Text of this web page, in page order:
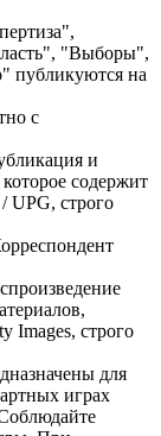
"Выборы",
публикуются на
с
и
содержит
UPG, строго
Images, строго
для
играх